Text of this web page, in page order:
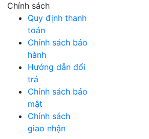
Chính sách
Quy định thanh
toán
Chính sách bảo
hành
Hướng dẫn đổi
trả
Chỉnh sách bảo
mật
Chính sách
giao nhận